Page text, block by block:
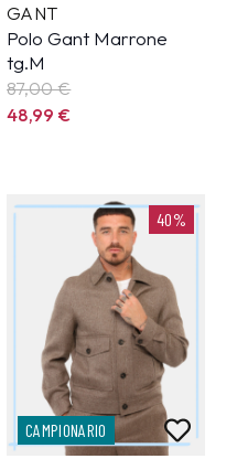
GANT
Polo Gant Marrone
tg.M
87,00 €
48,99€
40%
CAMPIONARIO